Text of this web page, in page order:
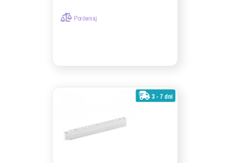
Porównaj
3 - 7 dni